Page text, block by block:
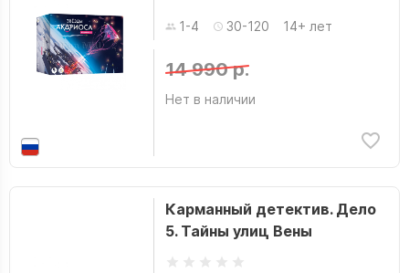
1-4 30-120 14+ лет
14 990 р.
Нет в наличии
Карманный детектив. Дело
5. Тайны улиц Вены